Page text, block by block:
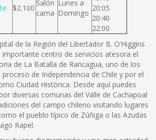
$2.100
Salón
cama
Lunes a
Domingo
20:05
20:40
22:00
de la Región del Libertador B. O’Higgins
importante centro de servicios atesora el
de La Batalla de Rancagua, uno de los
de Independencia de Chile y por el
Ciudad Histórica. Desde aquí puedes
diversas comunas del Valle de Cachapoal
del campo chileno visitando lugares
el pueblo típico de Zúñiga o las Azudas
Rapel.